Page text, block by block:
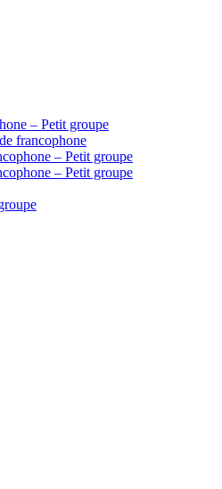
– Petit groupe
francophone
– Petit groupe
– Petit groupe